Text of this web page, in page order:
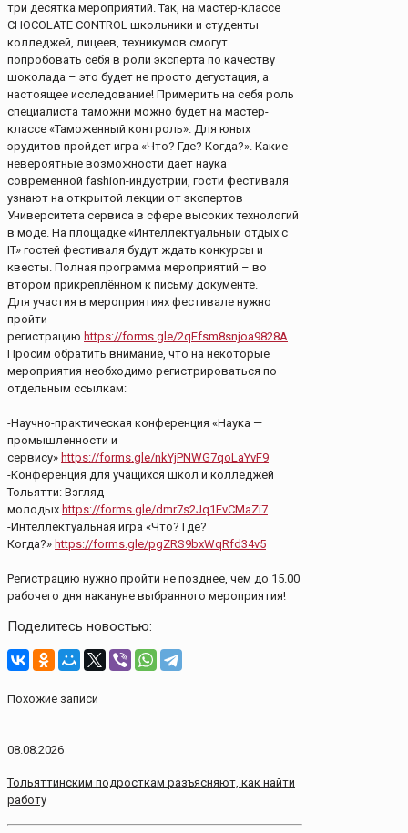
три десятка мероприятий. Так, на мастер-классе
CHOCOLATE СONTROL школьники и студенты
колледжей, лицеев, техникумов смогут
попробовать себя в роли эксперта по качеству
шоколада – это будет не просто дегустация, а
настоящее исследование! Примерить на себя роль
специалиста таможни можно будет на мастер-
классе «Таможенный контроль». Для юных
эрудитов пройдет игра «Что? Где? Когда?». Какие
невероятные возможности дает наука
современной fashion-индустрии, гости фестиваля
узнают на открытой лекции от экспертов
Университета сервиса в сфере высоких технологий
в моде. На площадке «Интеллектуальный отдых с
IT» гостей фестиваля будут ждать конкурсы и
квесты. Полная программа мероприятий – во
втором прикреплённом к письму документе.
Для участия в мероприятиях фестивале нужно
пройти
регистрацию https://forms.gle/2qFfsm8snjoa9828A
Просим обратить внимание, что на некоторые
мероприятия необходимо регистрироваться по
отдельным ссылкам:
-Научно-практическая конференция «Наука —
промышленности и
сервису» https://forms.gle/nkYjPNWG7qoLaYvF9
-Конференция для учащихся школ и колледжей
Тольятти: Взгляд
молодых https://forms.gle/dmr7s2Jq1FvCMaZi7
-Интеллектуальная игра «Что? Где?
Когда?» https://forms.gle/pgZRS9bxWqRfd34v5
Регистрацию нужно пройти не позднее, чем до 15.00
рабочего дня накануне выбранного мероприятия!
Поделитесь новостью:
Похожие записи
08.08.2026
Тольяттинским подросткам разъясняют, как найти
работу